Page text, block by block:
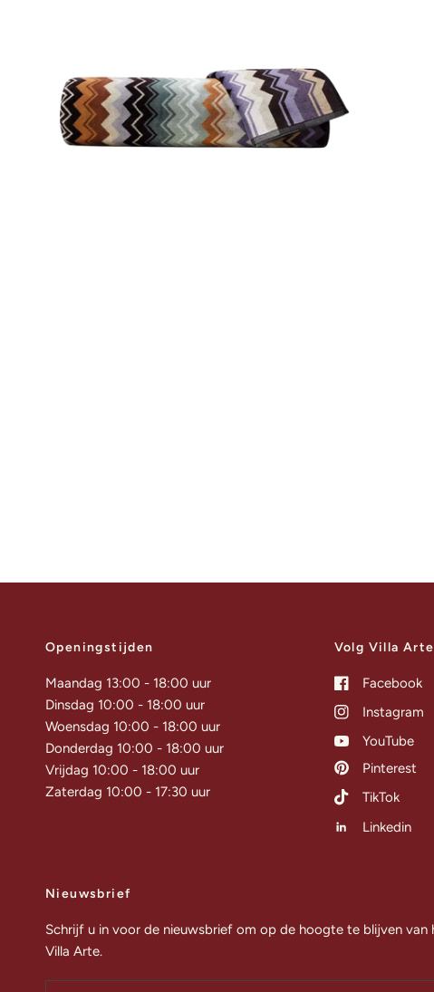
Openingstijden
Maandag 13:00 - 18:00 uur
Dinsdag 10:00 - 18:00 uur
Woensdag 10:00 - 18:00 uur
Donderdag 10:00 - 18:00 uur
Vrijdag 10:00 - 18:00 uur
Zaterdag 10:00 - 17:30 uur
Volg Villa Arte
Facebook
Instagram
YouTube
Pinterest
TikTok
Linkedin
Nieuwsbrief
Schrijf u in voor de nieuwsbrief om op de hoogte te blijven van
Villa Arte.